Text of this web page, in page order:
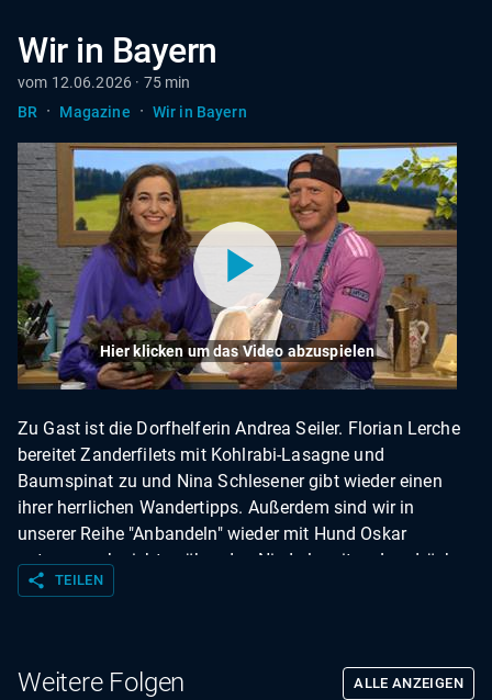
Wir in Bayern
vom 12.06.2026 · 75 min
BR
· Magazine · Wir in Bayern
Hier klicken um das Video abzuspielen
Zu Gast ist die Dorfhelferin Andrea Seiler. Florian Lerche
bereitet Zanderfilets mit Kohlrabi-Lasagne und
Baumspinat zu und Nina Schlesener gibt wieder einen
ihrer herrlichen Wandertipps. Außerdem sind wir in
unserer Reihe "Anbandeln" wieder mit Hund Oskar
unterwegs, berichten über den Niederlausitzer Landrücken
und besuchen die Erdinger Wrestling-Schule.
share TEILEN
Weitere Folgen ALLE ANZEIGEN